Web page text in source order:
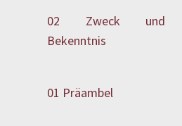
02 Zweck und
Bekenntnis
01 Präambel